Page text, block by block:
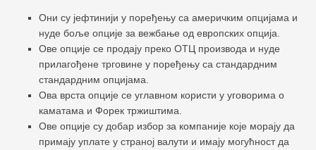
Они су јефтинији у поређењу са америчким опцијама и
нуде боље опције за вежбање од европских опција.
Ове опције се продају преко ОТЦ производа и нуде
прилагођене трговине у поређењу са стандардним
стандардним опцијама.
Ова врста опције се углавном користи у уговорима о
каматама и Форек тржиштима.
Ове опције су добар избор за компаније које морају да
примају уплате у страној валути и имају могућност да